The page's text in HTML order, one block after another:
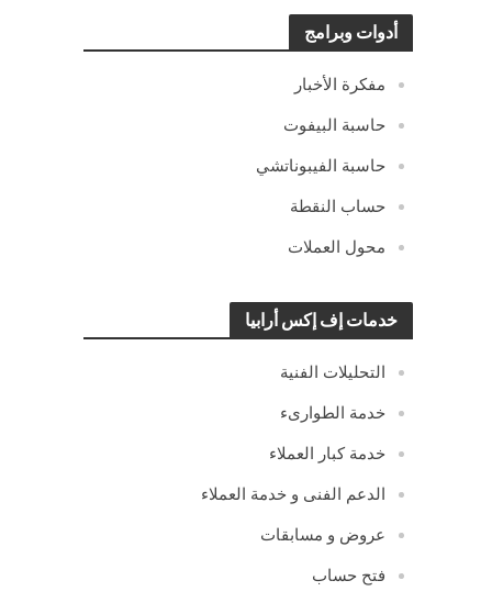
أدوات وبرامج
مفكرة الأخبار
حاسبة البيفوت
حاسبة الفيبوناتشي
حساب النقطة
محول العملات
خدمات إف إكس أرابيا
التحليلات الفنية
خدمة الطوارىء
خدمة كبار العملاء
الدعم الفنى و خدمة العملاء
عروض و مسابقات
فتح حساب